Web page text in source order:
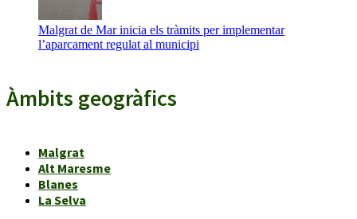
Malgrat de Mar inicia els tràmits per implementar
l’aparcament regulat al municipi
Àmbits geogràfics
Malgrat
Alt Maresme
Blanes
La Selva